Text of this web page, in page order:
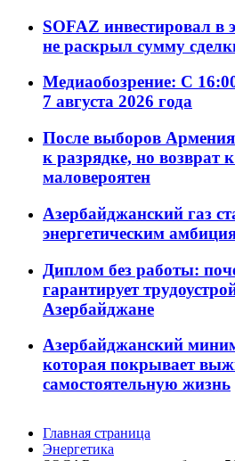
SOFAZ инвестировал в
не раскрыл сумму
Медиаобозрение: С
7 августа 2026 года
После выборов
к разрядке, но возврат
маловероятен
Азербайджанский газ
энергетическим
Диплом без работы:
гарантирует
Азербайджане
Азербайджанский
которая покрывает
самостоятельную жизнь
Главная страница
Энергетика